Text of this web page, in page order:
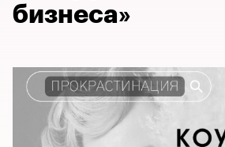
бизнеса»